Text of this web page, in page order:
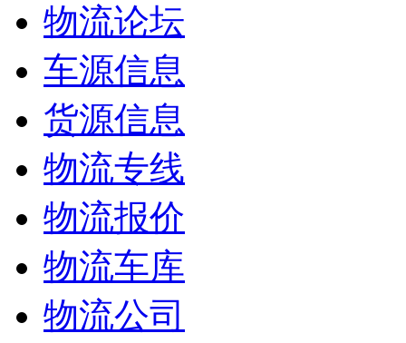
物流论坛
车源信息
货源信息
物流专线
物流报价
物流车库
物流公司